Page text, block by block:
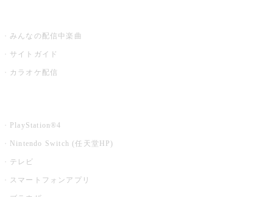
みんなの配信中楽曲
サイトガイド
カラオケ配信
PlayStation®4
Nintendo Switch (任天堂HP)
テレビ
スマートフォンアプリ